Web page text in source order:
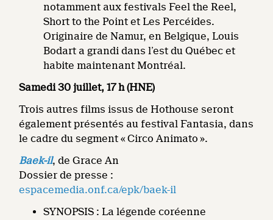
notamment aux festivals Feel the Reel,
Short to the Point et Les Percéides.
Originaire de Namur, en Belgique, Louis
Bodart a grandi dans l’est du Québec et
habite maintenant Montréal.
Samedi 30 juillet, 17 h (HNE)
Trois autres films issus de Hothouse seront
également présentés au festival Fantasia, dans
le cadre du segment « Circo Animato ».
Baek-il, de Grace An
Dossier de presse :
espacemedia.onf.ca/epk/baek-il
SYNOPSIS : La légende coréenne